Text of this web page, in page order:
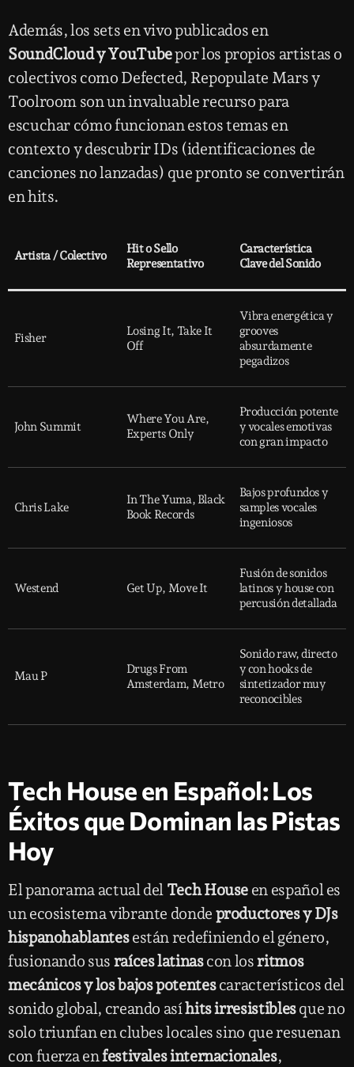
Además, los sets en vivo publicados en
SoundCloud y YouTubepor los propios artistas o
colectivos como Defected, Repopulate Mars y
Toolroom son un invaluable recurso para
escuchar cómo funcionan estos temas en
contexto y descubrir IDs (identificaciones de
canciones no lanzadas) que pronto se convertirán
en hits.
Artista / Colectivo
Hit o Sello
Representativo
Característica
Clave del Sonido
Fisher
Losing It, Take It
Off
Vibra energética y
grooves
absurdamente
pegadizos
John Summit
Where You Are,
Experts Only
Producción potente
y vocales emotivas
con gran impacto
Chris Lake
In The Yuma, Black
Book Records
Bajos profundos y
samples vocales
ingeniosos
Westend Get Up, Move It
Fusión de sonidos
latinos y house con
percusión detallada
Mau P
Drugs From
Amsterdam, Metro
Sonido raw, directo
y con hooks de
sintetizador muy
reconocibles
Tech House en Español: Los
Éxitos que Dominan las Pistas
Hoy
El panorama actual del Tech House en español es
un ecosistema vibrante donde productores y DJs
hispanohablantesestán redefiniendo el género,
fusionando sus raíces latinascon losritmos
mecánicos y los bajos potentescaracterísticos del
sonido global, creando asíhits irresistiblesque no
solo triunfan en clubes locales sino que resuenan
con fuerza enfestivales internacionales,